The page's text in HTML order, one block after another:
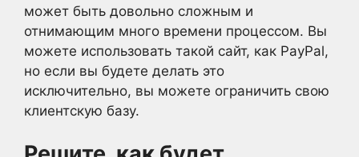
может быть довольно сложным и
отнимающим много времени процессом. Вы
можете использовать такой сайт, как PayPal,
но если вы будете делать это
исключительно, вы можете ограничить свою
клиентскую базу.